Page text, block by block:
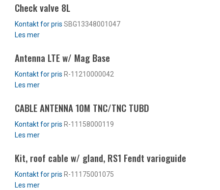
Check valve 8L
SBG13348001047
Les mer
Antenna LTE w/ Mag Base
R-11210000042
Les mer
CABLE ANTENNA 10M TNC/TNC TUBD
R-11158000119
Les mer
Kit, roof cable w/ gland, RS1 Fendt varioguide
R-11175001075
Les mer